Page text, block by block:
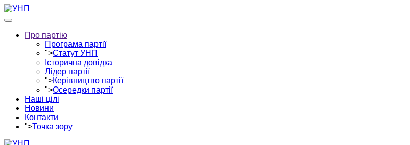
Про партію
Програма партії
">Статут УНП
Історична довідка
Лідер партії
">Керівництво партії
">Осередки партії
Наші цілі
Новини
Контакти
">Точка зору